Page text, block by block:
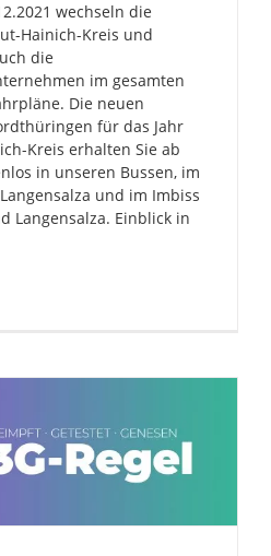
wechseln die
Hainich-Kreis und
die
im gesamten
Die neuen
für das Jahr
Kreis erhalten Sie ab
in unseren Bussen, im
und im Imbiss
Langensalza. Einblick in